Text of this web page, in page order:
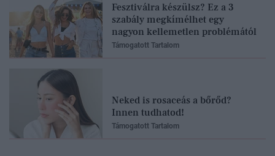
Fesztiválra készülsz? Ez a 3
szabály megkímélhet egy
nagyon kellemetlen problémától
Támogatott Tartalom
Neked is rosaceás a bőrőd?
Innen tudhatod!
Támogatott Tartalom